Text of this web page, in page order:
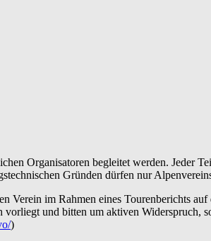
Organisatoren begleitet werden. Jeder
Gründen dürfen nur
Verein im Rahmen eines Tourenberichts auf
und bitten um aktiven Widerspruch,
)